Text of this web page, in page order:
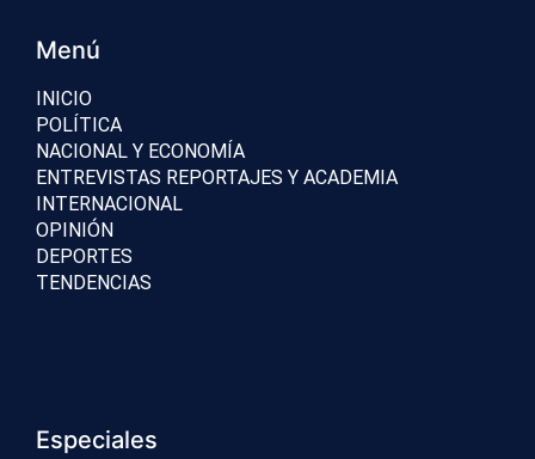
Menú
INICIO
POLÍTICA
NACIONAL Y ECONOMÍA
ENTREVISTAS REPORTAJES Y ACADEMIA
INTERNACIONAL
OPINIÓN
DEPORTES
TENDENCIAS
Especiales